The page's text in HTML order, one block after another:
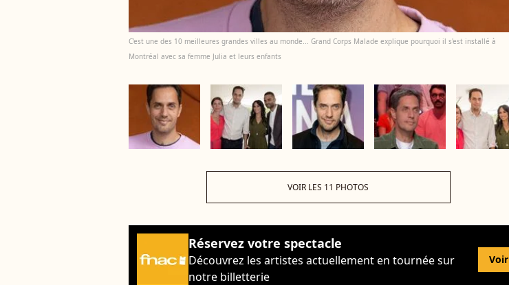
C'est une des 10 meilleures grandes villes au monde... Grand Corps Malade explique pourquoi il s'est installé à
Montréal avec sa femme Julia et leurs enfants
VOIR LES 11 PHOTOS
Réservez votre spectacle
Découvrez les artistes actuellement en tournée sur
notre billetterie
Voir